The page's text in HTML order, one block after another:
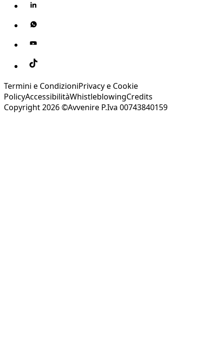
Termini e CondizioniPrivacy e Cookie
PolicyAccessibilitàWhistleblowingCredits
Copyright 2026 ©Avvenire P.Iva 00743840159